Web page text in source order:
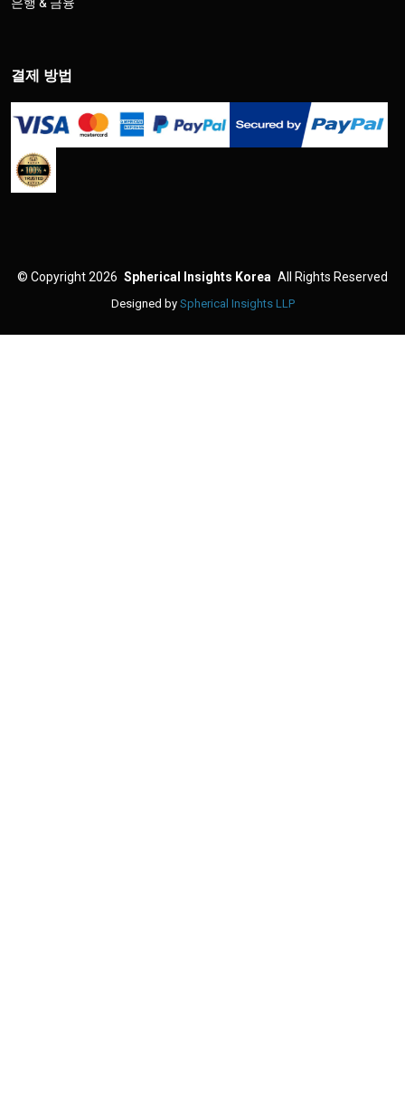
결제 방법
© Copyright 2026 Spherical Insights Korea All Rights Reserved
Designed by Spherical Insights LLP